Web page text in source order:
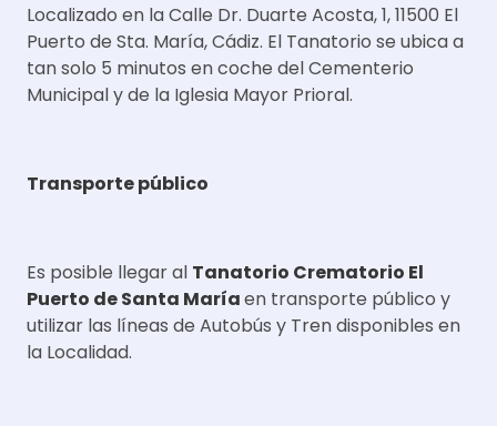
Localizado en la Calle Dr. Duarte Acosta, 1, 11500 El
Puerto de Sta. María, Cádiz. El Tanatorio se ubica a
tan solo 5 minutos en coche del Cementerio
Municipal y de la Iglesia Mayor Prioral.
Transporte público
Es posible llegar al Tanatorio Crematorio El
Puerto de Santa Maríaen transporte público y
utilizar las líneas de Autobús y Tren disponibles en
la Localidad.